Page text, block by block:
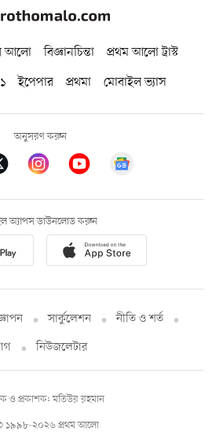
আলো বিজ্ঞানচিন্তা
প্রথম আলো ট্রাস্ট
ইপেপার প্রথমা মোবাইল ভ্যাস
অনুসরণ করুন
অ্যাপস ডাউনলোড করুন
সার্কুলেশন
নীতি ও শর্ত
নিউজলেটার
© ১৯৯৮-২০২৬ প্রথম আলো
ও প্রকাশক: মতিউর রহমান